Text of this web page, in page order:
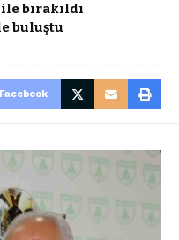
bırakıldı
buluştu
Facebook